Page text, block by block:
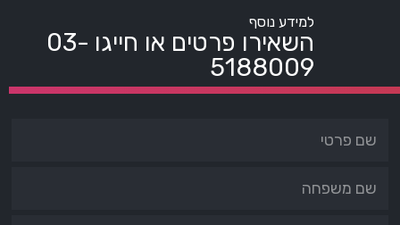
למידע נוסף
השאירו פרטים או חייגו 03-
5188009